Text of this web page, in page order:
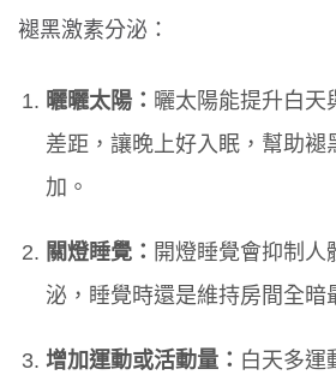
褪黑激素分泌：
曬曬太陽： 曬太陽能提升白天
差距，讓晚上好入眠，幫助褪
加。
關燈睡覺： 開燈睡覺會抑制人
泌，睡覺時還是維持房間全暗
增加運動或活動量： 白天多運